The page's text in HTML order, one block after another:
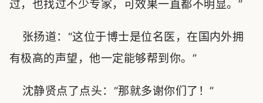
过，也找过不少专家，可效果一直都不明显。”
张扬道：“这位于博士是位名医，在国内外拥
有极高的声望，他一定能够帮到你。”
沈静贤点了点头：“那就多谢你们了！”